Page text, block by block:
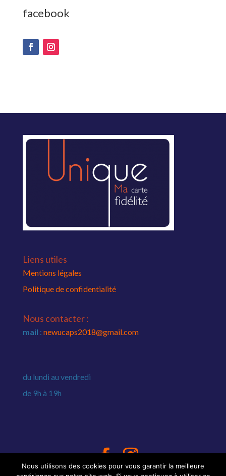
facebook
Liens utiles
Mentions légales
Politique de confidentialité
Nous contacter :
mail : newucaps2018@gmail.com
du lundi au vendredi
de 9h à 19h
Nous utilisons des cookies pour vous garantir la meilleure